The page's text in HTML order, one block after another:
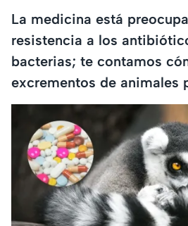
La medicina está
resistencia a los
bacterias; te contamos
excrementos de animales